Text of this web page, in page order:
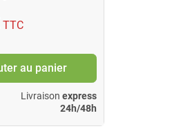
TTC
au panier
Livraison express
24h/48h